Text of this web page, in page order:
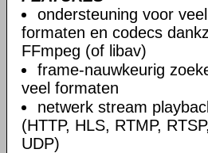
ondersteuning voor veel
formaten en codecs
FFmpeg (of libav)
frame-nauwkeurig
veel formaten
netwerk stream
(HTTP, HLS, RTMP,
UDP)